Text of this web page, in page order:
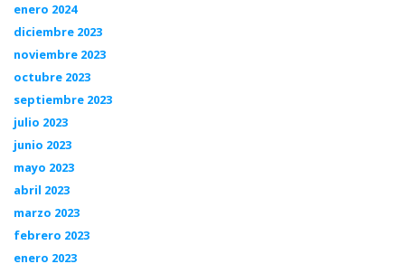
enero 2024
diciembre 2023
noviembre 2023
octubre 2023
septiembre 2023
julio 2023
junio 2023
mayo 2023
abril 2023
marzo 2023
febrero 2023
enero 2023